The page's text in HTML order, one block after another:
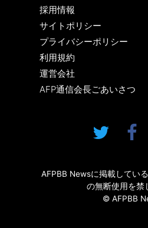
採用情報
サイトポリシー
プライバシーポリシー
利用規約
運営会社
AFP通信会長ごあいさつ
AFPBB Newsに掲載してい
の無断使用を禁
© AFPBB